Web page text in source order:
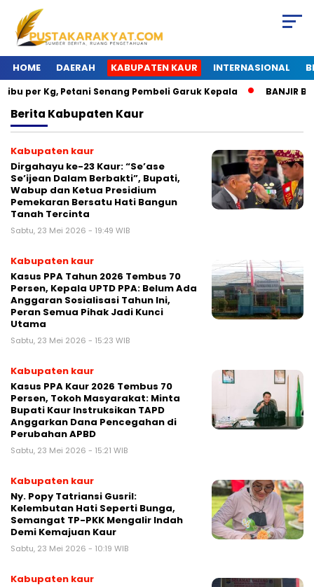
HOME DAERAH KABUPATEN KAUR INTERNASIONAL
per Kg, Petani Senang Pembeli Garuk Kepala BANJIR
Berita Kabupaten Kaur
Kabupaten kaur
Dirgahayu ke-23 Kaur: “Se’ase
Se’ijean Dalam Berbakti”, Bupati,
Wabup dan Ketua Presidium
Pemekaran Bersatu Hati Bangun
Tanah Tercinta
Sabtu, 23 Mei 2026 - 19:49 WIB
Kabupaten kaur
Kasus PPA Tahun 2026 Tembus 70
Persen, Kepala UPTD PPA: Belum Ada
Anggaran Sosialisasi Tahun Ini,
Peran Semua Pihak Jadi Kunci
Utama
Sabtu, 23 Mei 2026 - 15:23 WIB
Kabupaten kaur
Kasus PPA Kaur 2026 Tembus 70
Persen, Tokoh Masyarakat: Minta
Bupati Kaur Instruksikan TAPD
Anggarkan Dana Pencegahan di
Perubahan APBD
Sabtu, 23 Mei 2026 - 15:21 WIB
Kabupaten kaur
Ny. Popy Tatriansi Gusril:
Kelembutan Hati Seperti Bunga,
Semangat TP-PKK Mengalir Indah
Demi Kemajuan Kaur
Sabtu, 23 Mei 2026 - 10:19 WIB
Kabupaten kaur